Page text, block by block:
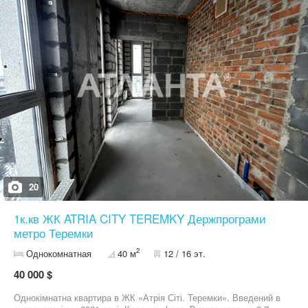
6. Двері вхідні: Броньовані (вир. Україна) з МДФ накладками та
двома замками. 7. Індивідуальне газове опалення: двоконтурний
газовий котел + розведення радіаторів + розведення теплої
підлоги на кухні та у санвузлі. РОЗМІЩЕННЯ: смт. Гатне , 2
зупинки від станції метро Теремки. (люба маршрутка від М.
ТЕРЕМКИ, кожні 2-5 хв.). ІНФРАСТРУКТУРА: Поруч вже є все
для комфортного проживання: зупинка громадського
транспорту, супермаркети, дитячі садочки, школи, Sport Life,
Епіцентр, АТБ, McDonalds, Нова Пошта, Jusk, Мегамаркет... На
території: Продуктовий супермаркет, Комерційні приміщення,
Парковка для мешканці, Дитячій та спортивний майданчик. ЖК
буді підключений до гібридної системи безперебійного живлення
яка забезпечує стабільну роботу ключових комунікацій навіть
під час відключення електроенергії. Квартира чудово підходить
як для купівлі для себе так і як комерційний проект під ремонт
або оренду.
20
1к.кв ЖК ATRIA CITY TEREMKY Держпрограми
метро Теремки
Однокомнатная 40 м2 12 / 16 эт.
40 000 $
Однокімнатна квартира в ЖК «Атрія Сіті. Теремки». Введений в